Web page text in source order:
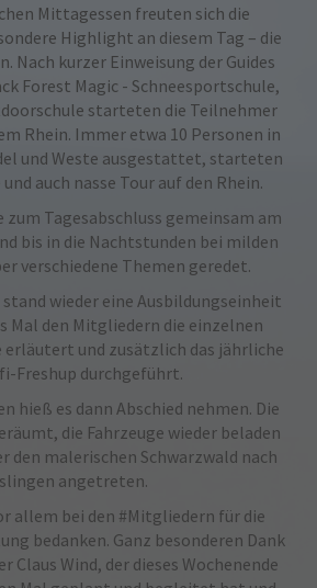
Mittagessen freuten sich die
Highlight an diesem Tag – die
Nach kurzer Einweisung der Guides
Forest Magic - Schneesportschule,
starteten die Teilnehmer
Rhein. Immer etwa 10 Personen in
und Weste ausgestattet, starteten
auch nasse Tour auf den Rhein.
zum Tagesabschluss gemeinsam am
bis in die Nachtstunden bei milden
verschiedene Themen geredet.
wieder eine Ausbildungseinheit
Mal den Mitgliedern die einzelnen
erläutert und zusätzlich das jährliche
Freshup durchgeführt.
hieß es dann Abschied‬ nehmen. Die
die Fahrzeuge wieder beladen
den malerischen Schwarzwald nach
angetreten.
allem bei den #Mitgliedern‬ für die
bedanken. Ganz besonderen Dank
Claus Wind, der dieses Wochenende